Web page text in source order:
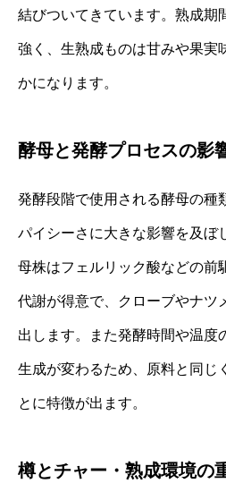
結びついてきています。熟成期
強く、生熟成ものは甘みや果実
かになります。
酵母と発酵プロセスの影
発酵段階で使用される酵母の種
パイシーさに大きな影響を及ぼ
母株はフェルリック酸などの前
代謝が得意で、クローブやナツ
出します。また発酵時間や温度
生成が変わるため、原料と同じ
とに特徴が出ます。
樽とチャー・熟成環境の